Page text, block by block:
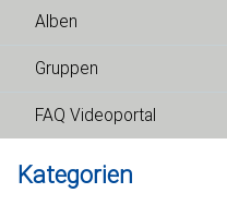
Alben
Gruppen
FAQ Videoportal
Kategorien